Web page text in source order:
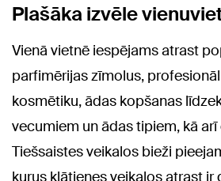
Plašāka izvēle
Vienā vietnē iespējams atrast
parfimērijas zīmolus,
kosmētiku, ādas kopšanas
vecumiem un ādas tipiem, kā
Tiešsaistes veikalos bieži
kurus klātienes veikalos atrast ir